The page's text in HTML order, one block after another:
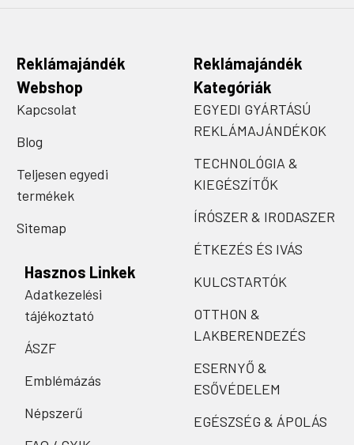
Reklámajándék
Webshop
Kapcsolat
Blog
Teljesen egyedi
termékek
Sitemap
Hasznos Linkek
Adatkezelési
tájékoztató
ÁSZF
Emblémázás
Népszerű
Reklámajándék
Kategóriák
EGYEDI GYÁRTÁSÚ
REKLÁMAJÁNDÉKOK
TECHNOLÓGIA &
KIEGÉSZÍTŐK
ÍRÓSZER & IRODASZER
ÉTKEZÉS ÉS IVÁS
KULCSTARTÓK
OTTHON &
LAKBERENDEZÉS
ESERNYŐ &
ESŐVÉDELEM
EGÉSZSÉG & ÁPOLÁS